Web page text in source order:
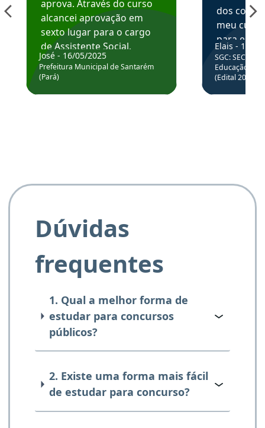
aprova. Através do curso
alcancei aprovação em
sexto lugar para o cargo
de Assistente Social.
Hoje estou atuando na
Prefeitura de Santarém.
José - 16/05/2025
Prefeitura Municipal de Santarém
(Pará)
dos
meu
para
colocar
através
de
Elais - 15/
SGC: SEC BA
Educação
(Edital
Dúvidas
frequentes
1. Qual a melhor forma de
estudar para concursos
públicos?
2. Existe uma forma mais fácil
de estudar para concurso?